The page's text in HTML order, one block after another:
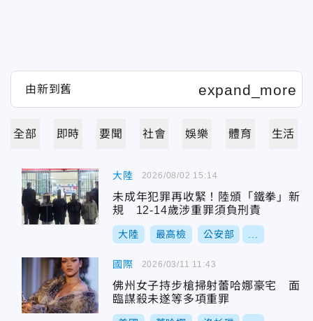
全部 即時 要聞 社會 娛樂 體育 生活
大陸
未成年犯罪再收緊！陸頒「鐵拳」新
規 12-14歲涉重罪須負刑責
大陸 最高檢 公安部
2026/08/02 15:14
國際
佛州女子持步槍掃射蕾哈娜豪宅 面
臨謀殺未遂等多項重罪
2026/03/11 11:43